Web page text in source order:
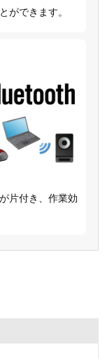
ができます。
片付き、作業効